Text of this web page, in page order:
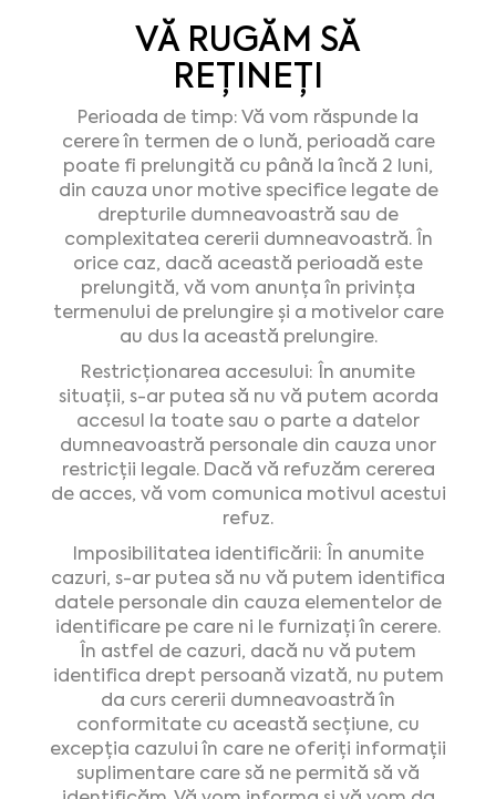
VĂ RUGĂM SĂ
REȚINEȚI
Perioada de timp: Vă vom răspunde la
cerere în termen de o lună, perioadă care
poate fi prelungită cu până la încă 2 luni,
din cauza unor motive specifice legate de
drepturile dumneavoastră sau de
complexitatea cererii dumneavoastră. În
orice caz, dacă această perioadă este
prelungită, vă vom anunța în privința
termenului de prelungire și a motivelor care
au dus la această prelungire.
Restricționarea accesului: În anumite
situații, s-ar putea să nu vă putem acorda
accesul la toate sau o parte a datelor
dumneavoastră personale din cauza unor
restricții legale. Dacă vă refuzăm cererea
de acces, vă vom comunica motivul acestui
refuz.
Imposibilitatea identificării: În anumite
cazuri, s-ar putea să nu vă putem identifica
datele personale din cauza elementelor de
identificare pe care ni le furnizați în cerere.
În astfel de cazuri, dacă nu vă putem
identifica drept persoană vizată, nu putem
da curs cererii dumneavoastră în
conformitate cu această secțiune, cu
excepția cazului în care ne oferiți informații
suplimentare care să ne permită să vă